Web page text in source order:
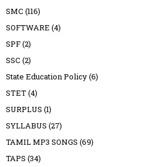
SMC (116)
SOFTWARE (4)
SPF(2)
SSC (2)
State Education Policy(6)
STET(4)
SURPLUS (1)
SYLLABUS (27)
TAMIL MP3 SONGS (69)
TAPS (34)